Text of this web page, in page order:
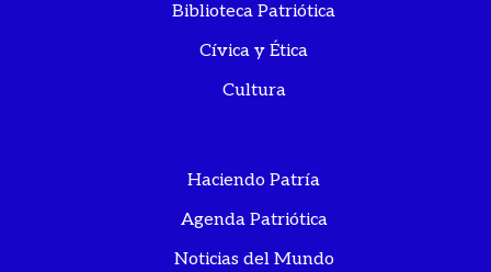
Biblioteca Patriótica
Cívica y Ética
Cultura
Haciendo Patría
Agenda Patriótica
Noticias del Mundo